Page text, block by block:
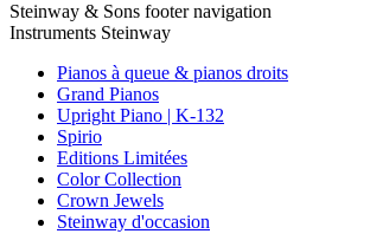
Steinway & Sons footer navigation
Instruments Steinway
Pianos à queue & pianos droits
Grand Pianos
Upright Piano | K-132
Spirio
Editions Limitées
Color Collection
Crown Jewels
Steinway d'occasion